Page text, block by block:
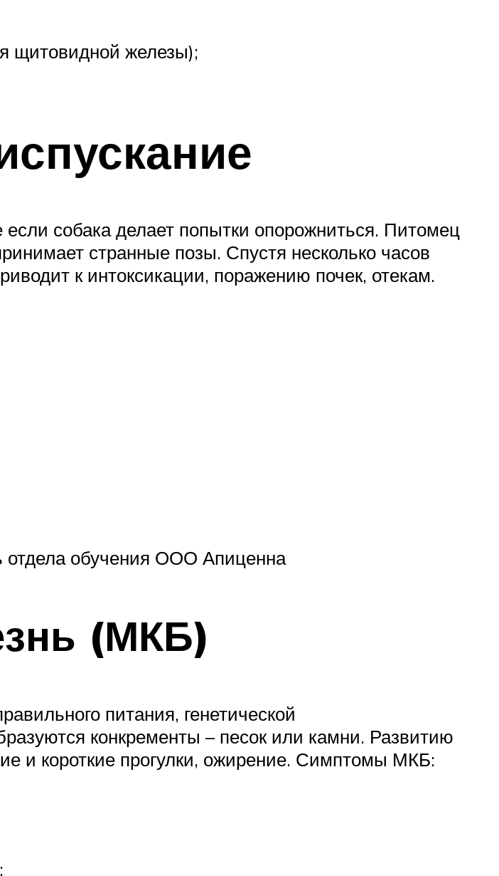
щитовидной железы);
собака делает попытки опорожниться. Питомец
странные позы. Спустя несколько часов
к интоксикации, поражению почек, отекам.
отдела обучения ООО Апиценна
(МКБ)
питания, генетической
конкременты – песок или камни. Развитию
и короткие прогулки, ожирение. Симптомы МКБ: